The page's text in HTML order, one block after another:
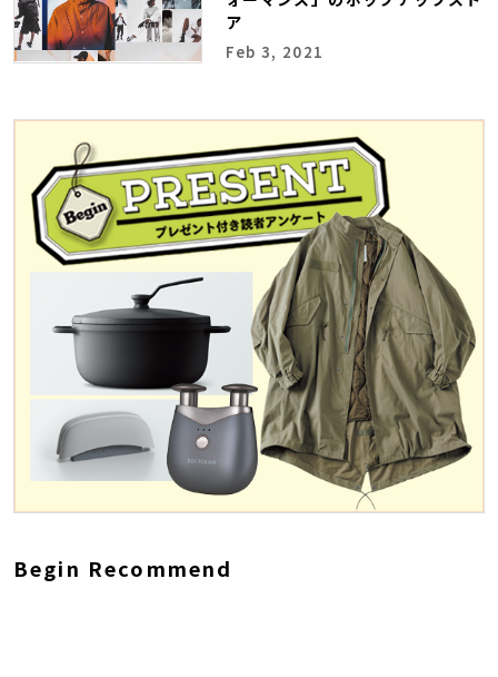
ア
Feb 3, 2021
Begin Recommend